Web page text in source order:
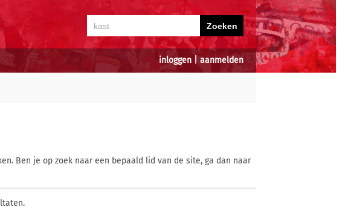
inloggen aanmelden
Ben je op zoek naar een bepaald lid van de site, ga dan naar